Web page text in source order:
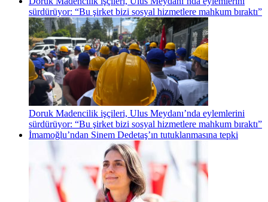
sürdürüyor: “Bu şirket bizi sosyal hizmetlere mahkum bıraktı”
Doruk Madencilik işçileri, Ulus Meydanı’nda eylemlerini
sürdürüyor: “Bu şirket bizi sosyal hizmetlere mahkum bıraktı”
İmamoğlu’ndan Sinem Dedetaş’ın tutuklanmasına tepki